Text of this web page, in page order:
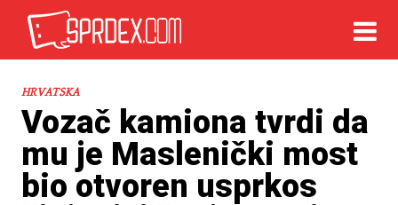
HRVATSKA
Vozač kamiona tvrdi da
mu je Maslenički most
bio otvoren usprkos